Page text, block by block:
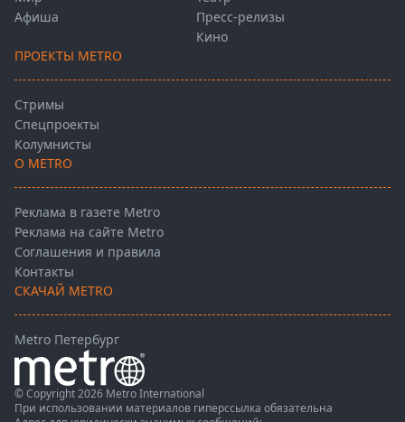
Афиша
Пресс-релизы
Кино
ПРОЕКТЫ METRO
Стримы
Спецпроекты
Колумнисты
О METRO
Реклама в газете Metro
Реклама на сайте Metro
Соглашения и правила
Контакты
СКАЧАЙ METRO
Metro Петербург
© Copyright 2026 Metro International
При использовании материалов гиперссылка обязательна